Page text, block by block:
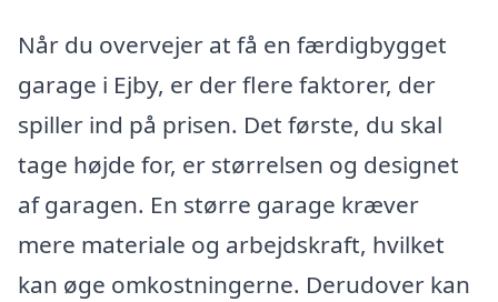
Når du overvejer at få en færdigbygget
garage i Ejby, er der flere faktorer, der
spiller ind på prisen. Det første, du skal
tage højde for, er størrelsen og designet
af garagen. En større garage kræver
mere materiale og arbejdskraft, hvilket
kan øge omkostningerne. Derudover kan